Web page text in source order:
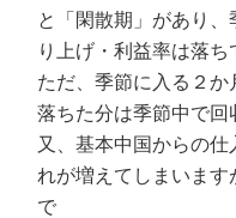
と「閑散期」があり
り上げ・利益率は落ち
ただ、季節に入る２
落ちた分は季節中で回
又、基本中国からの
れが増えてしまいま
で